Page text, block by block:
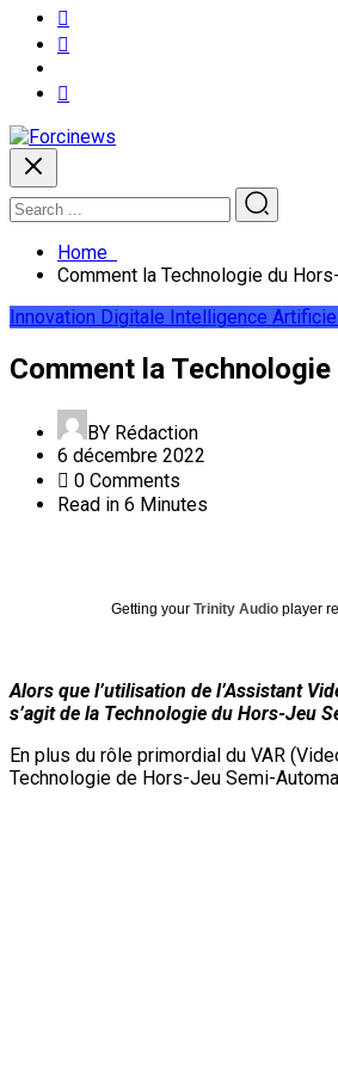
Home
Comment la Technologie du
Innovation Digitale Intelligence
Comment la
BY Rédaction
6 décembre 2022
0 Comments
Read in 6 Minutes
Getting your Trinity Audio player
Alors que l’utilisation de l’Assistant
s’agit de la Technologie du Hors-Jeu
En plus du rôle primordial du VAR
Technologie de Hors-Jeu Semi-